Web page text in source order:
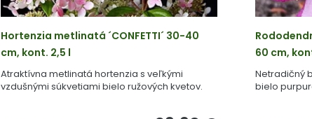
Hortenzia metlinatá ´CONFETTI´ 30-40
cm, kont. 2,5 l
Atraktívna metlinatá hortenzia s veľkými
vzdušnými súkvetiami bielo ružových kvetov.
60 cm,
Netradičný
bielo